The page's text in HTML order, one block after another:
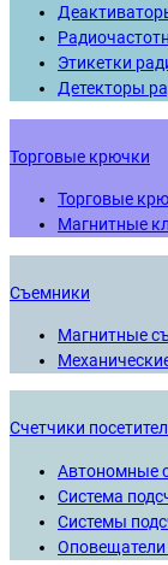
Этикетки
Детекторы
Торговые крючки
Торговые
Магнитные
Съемники
Магнитные
Счетчики
Автономные
Система
Системы
Оповещатели